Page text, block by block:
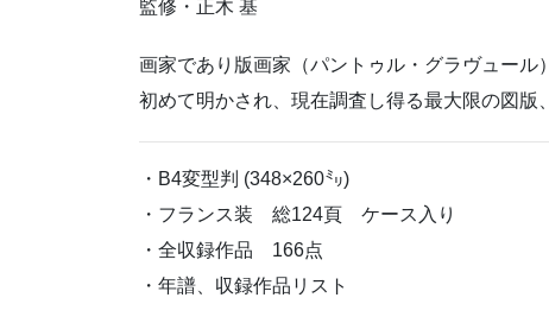
監修・正木 基
画家であり版画家（パントゥル・グラヴュール
初めて明かされ、現在調査し得る最大限の図版
・B4変型判 (348×260㍉)
・フランス装 総124頁 ケース入り
・全収録作品 166点
・年譜、収録作品リスト